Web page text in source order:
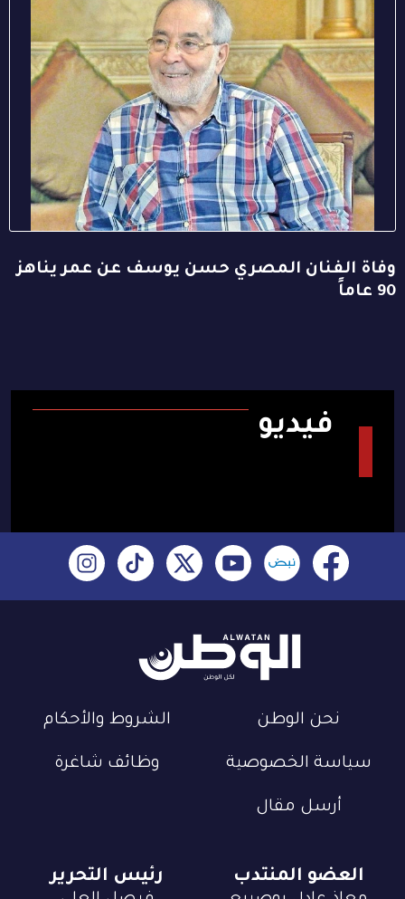
وفاة الفنان المصري حسن يوسف عن عمر يناهز
90 عاماً
فيديو
نحن الوطن الشروط والأحكام
سياسة الخصوصية وظائف شاغرة
أرسل مقال
العضو المنتدب رئيس التحرير